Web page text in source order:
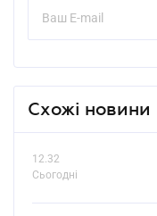
Схожі новини
12.32
Сьогодні